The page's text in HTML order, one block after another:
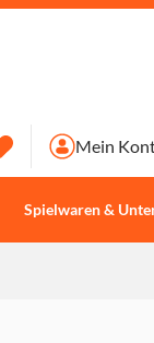
Spielwaren &
Mein